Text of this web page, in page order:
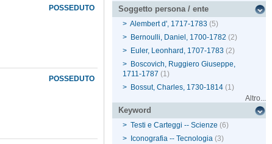
POSSEDUTO
POSSEDUTO
Soggetto persona / ente
> Alembert d', 1717-1783 (5)
> Bernoulli, Daniel, 1700-1782 (2)
> Euler, Leonhard, 1707-1783 (2)
> Boscovich, Ruggiero Giuseppe,
1711-1787 (1)
> Bossut, Charles, 1730-1814 (1)
Altro...
Keyword
> Testi e Carteggi -- Scienze (6)
>
Iconografia -- Tecnologia (3)